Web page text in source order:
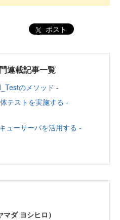
ポスト
連載記事一覧
のメソッド -
テストを実施する -
ューサーバを活用する -
ダ ヨシヒロ）